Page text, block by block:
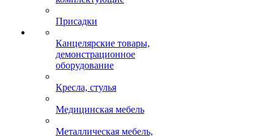
Присадки
Канцелярские товары,
демонстрационное
оборудование
Кресла, стулья
Медицинская мебель
Металлическая мебель,